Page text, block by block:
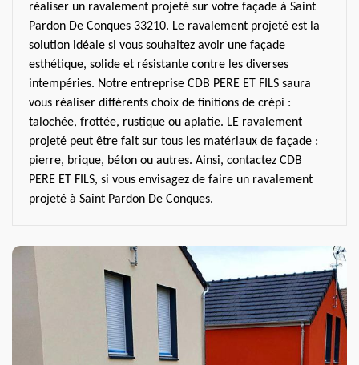
réaliser un ravalement projeté sur votre façade à Saint
Pardon De Conques 33210. Le ravalement projeté est la
solution idéale si vous souhaitez avoir une façade
esthétique, solide et résistante contre les diverses
intempéries. Notre entreprise CDB PERE ET FILS saura
vous réaliser différents choix de finitions de crépi :
talochée, frottée, rustique ou aplatie. LE ravalement
projeté peut être fait sur tous les matériaux de façade :
pierre, brique, béton ou autres. Ainsi, contactez CDB
PERE ET FILS, si vous envisagez de faire un ravalement
projeté à Saint Pardon De Conques.